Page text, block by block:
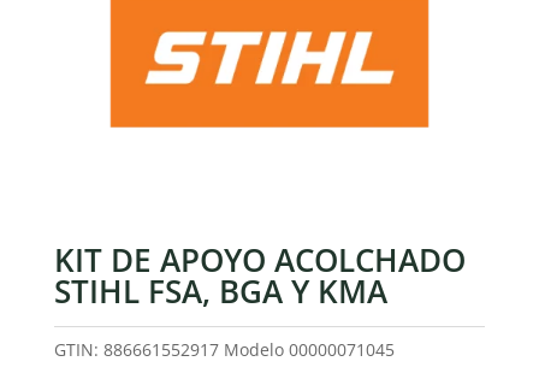
KIT DE APOYO ACOLCHADO
STIHL FSA, BGA Y KMA
GTIN: 886661552917 Modelo 00000071045